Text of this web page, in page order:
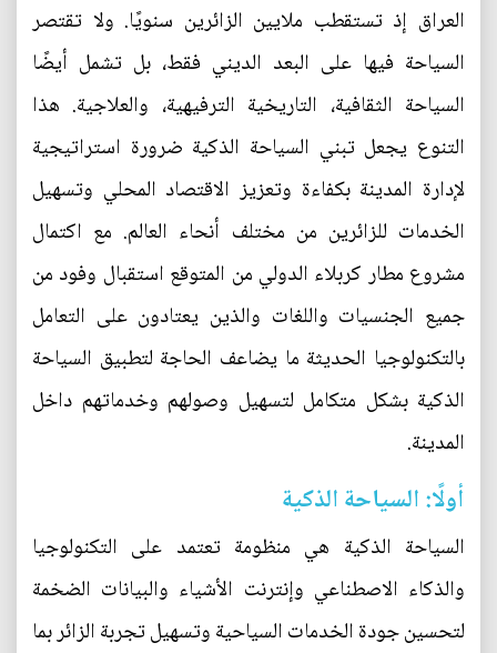
العراق إذ تستقطب ملايين الزائرين سنويًا. ولا تقتصر
السياحة فيها على البعد الديني فقط، بل تشمل أيضًا
السياحة الثقافية، التاريخية الترفيهية، والعلاجية. هذا
التنوع يجعل تبني السياحة الذكية ضرورة استراتيجية
لإدارة المدينة بكفاءة وتعزيز الاقتصاد المحلي وتسهيل
الخدمات للزائرين من مختلف أنحاء العالم. مع اكتمال
مشروع مطار كربلاء الدولي من المتوقع استقبال وفود من
جميع الجنسيات واللغات والذين يعتادون على التعامل
بالتكنولوجيا الحديثة ما يضاعف الحاجة لتطبيق السياحة
الذكية بشكل متكامل لتسهيل وصولهم وخدماتهم داخل
المدينة.
أولًا: السياحة الذكية
السياحة الذكية هي منظومة تعتمد على التكنولوجيا
والذكاء الاصطناعي وإنترنت الأشياء والبيانات الضخمة
لتحسين جودة الخدمات السياحية وتسهيل تجربة الزائر بما